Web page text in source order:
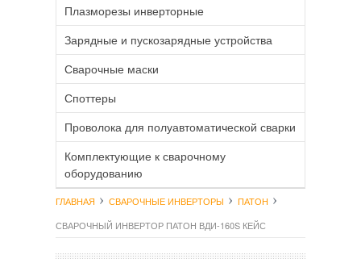
Плазморезы инверторные
Зарядные и пускозарядные устройства
Сварочные маски
Споттеры
Проволока для полуавтоматической сварки
Комплектующие к сварочному
оборудованию
ГЛАВНАЯ СВАРОЧНЫЕ ИНВЕРТОРЫ
ПАТОН
СВАРОЧНЫЙ ИНВЕРТОР ПАТОН ВДИ-160S КЕЙС